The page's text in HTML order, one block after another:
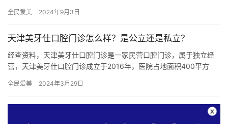
全民爱美 2024年9月3日
天津美牙仕口腔门诊怎么样？是公立还是私立？
经查资料，天津美牙仕口腔门诊是一家民营口腔门诊，属于独立经
营，天津美牙仕口腔门诊成立于2016年，医院占地面积400平方
拔…
全民爱美 2024年3月29日